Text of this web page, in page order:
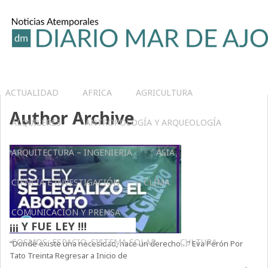
ACTUALIDAD AFRICA AGRICULTURA
ALQUILERES ANTROPOLOGÍA Y ARQUEOLOGÍA
ARQUITECTURA – INGENIERIA ASIA
CIENCIA E INVESTIGACIÓN CLIMA
COMUNICACIÓN Y PRENSA
COSMOS, ESPACIO, SISTEMA SOLAR CULTURA
Author Archive
¡¡¡ Y FUE LEY !!!
“Donde existe una necesidad, nace un derecho…” Eva Perón Por
Tato Treinta Regresar a Inicio de